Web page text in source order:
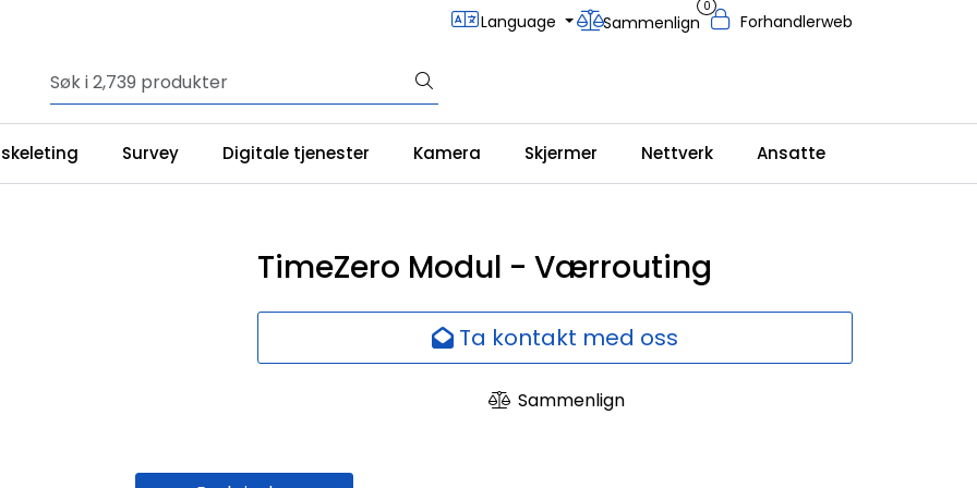
Language Sammenlign
0
Forhandlerweb
Survey Digitale tjenester Kamera Skjermer Nettverk Ansatte
TimeZero Modul - Værrouting
Ta kontakt med oss
Sammenlign